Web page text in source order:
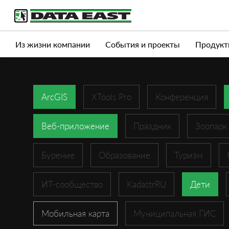
Услуги Продукты Истории успеха
Из жизни компании События и проекты
ArcGIS XTools Pro Конференция
Веб-приложение Праздник Зоопарк
Бурение Образование Туризм
ИТ-сообщество KadastrRU Дети
Мобильная карта Муниципальная ГИС